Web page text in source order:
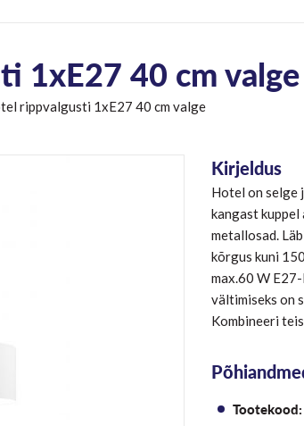
1xE27 40 cm valge
rippvalgusti 1xE27 40 cm valge
Kirjeldus
Hotel on selge
kangast kuppel
metallosad.
kõrgus kuni
max.60 W
vältimiseks on
Kombineeri
Tootekood: